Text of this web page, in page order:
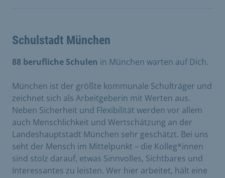
Schulstadt München
88 berufliche Schulen in München warten auf Dich.
München ist der größte kommunale Schulträger und
zeichnet sich als Arbeitgeberin mit Werten aus.
Neben Sicherheit und Flexibilität werden vor allem
auch Menschlichkeit und Wertschätzung an der
Landeshauptstadt München sehr geschätzt. Bei uns
seht der Mensch im Mittelpunkt – die Kolleg*innen
sind stolz darauf, etwas Sinnvolles, Sichtbares und
Interessantes zu leisten. Wer hier arbeitet, hält eine